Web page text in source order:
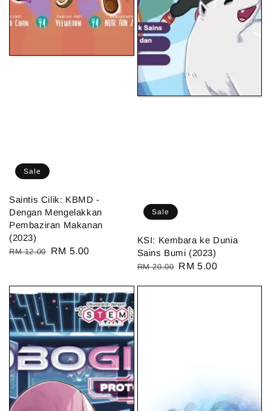
Sale
Saintis Cilik: KBMD -
Dengan Mengelakkan
Pembaziran Makanan
(2023)
Regular
RM 12.00
Sale
RM 5.00
Sale
KSI: Kembara ke Dunia
Sains Bumi (2023)
Regular
RM 20.00 Sale
RM 5.00